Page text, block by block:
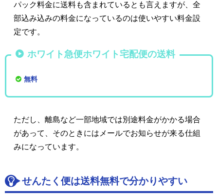
パック料金に送料も含まれているとも言えますが、全
部込み込みの料金になっているのは使いやすい料金設
定です。
ホワイト急便ホワイト宅配便の送料
無料
ただし、離島など一部地域では別途料金がかかる場合
があって、そのときにはメールでお知らせが来る仕組
みになっています。
せんたく便は送料無料で分かりやすい